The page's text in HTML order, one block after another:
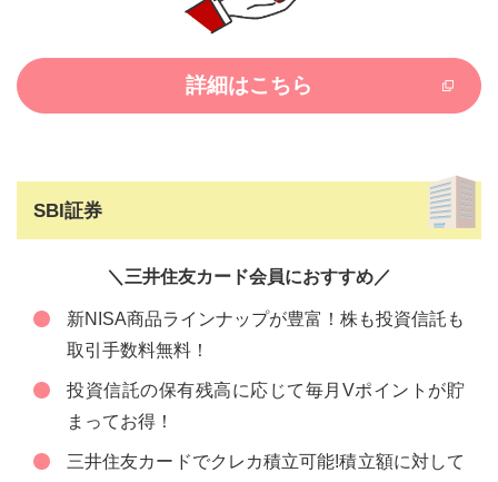
詳細はこちら
SBI証券
＼三井住友カード会員におすすめ／
新NISA商品ラインナップが豊富！株も投資信託も
取引手数料無料！
投資信託の保有残高に応じて毎月Vポイントが貯
まってお得！
三井住友カードでクレカ積立可能!積立額に対して